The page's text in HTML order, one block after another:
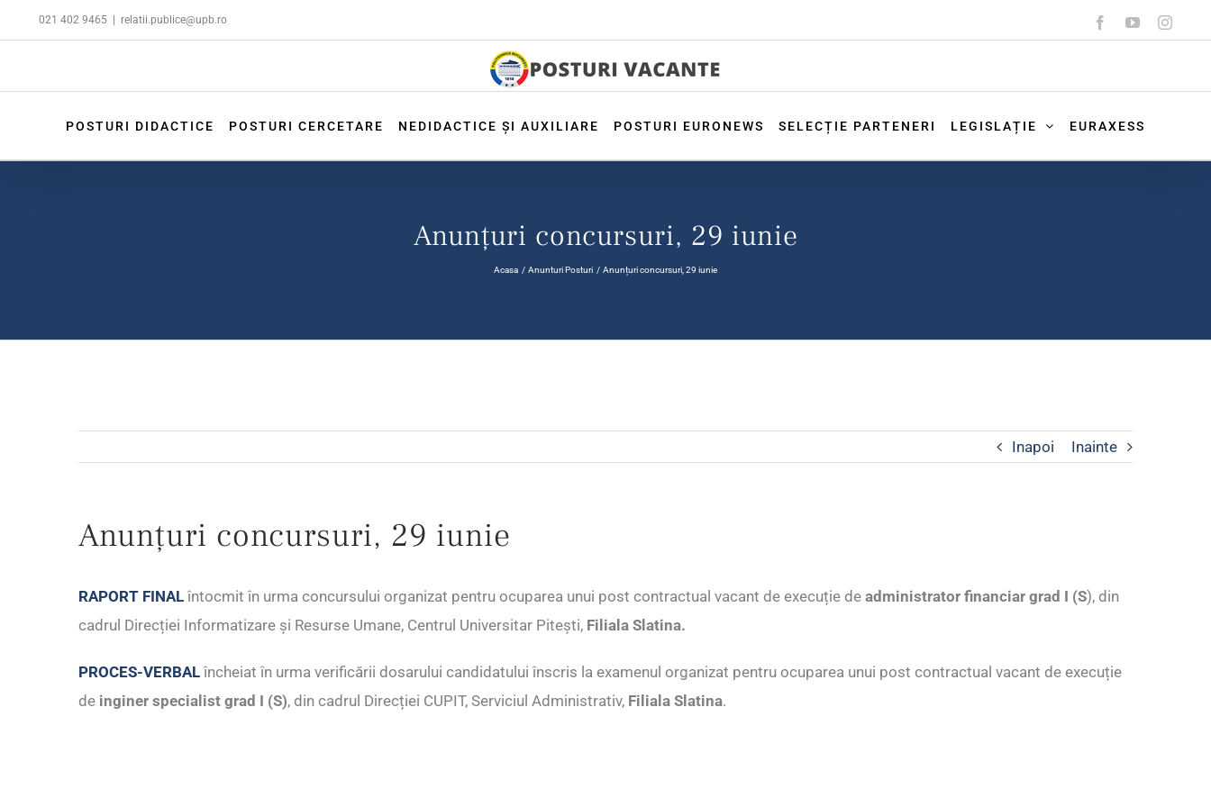
to
021 402 9465 relatii.publice@upb.ro FacebookYouTube
POSTURI DIDACTICE POSTURI CERCETARE NEDIDACTICE ȘI AUXILIARE POSTURI EURONEWS SELECȚIE PARTENERI LEGISLAȚIE EURAXESS
Anunțuri concursuri, 29 iunie
Acasa Anunturi Posturi Anunțuri concursuri, 29 iunie
Inapoi Inainte
Anunțuri concursuri, 29 iunie
RAPORT FINAL întocmit în urma concursului organizat pentru ocuparea unui post contractual vacant de execuție de administrator financiar grad I (S), din
cadrul Direcției Informatizare și Resurse Umane, Centrul Universitar Pitești, Filiala Slatina.
PROCES-VERBAL încheiat în urma verificării dosarului candidatului înscris la examenul organizat pentru ocuparea unui post contractual vacant de execuție
de inginer specialist grad I (S), din cadrul Direcției CUPIT, Serviciul Administrativ, Filiala Slatina.